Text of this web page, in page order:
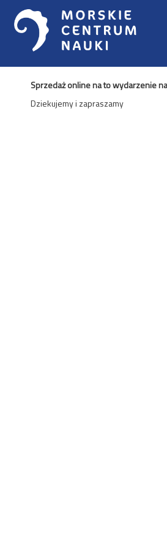
Sprzedaż online na to wydarzenie
Dziekujemy i zapraszamy